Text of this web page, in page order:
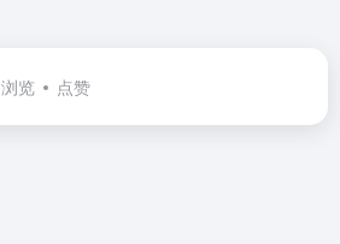
浏览 点赞